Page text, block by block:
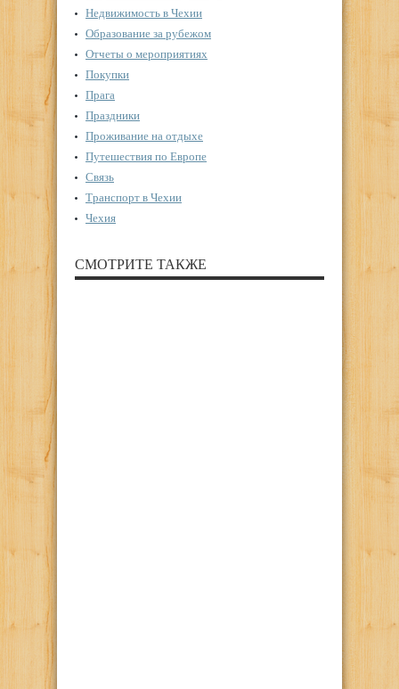
Недвижимость в Чехии
Образование за рубежом
Отчеты о мероприятиях
Покупки
Прага
Праздники
Проживание на отдыхе
Путешествия по Европе
Связь
Транспорт в Чехии
Чехия
СМОТРИТЕ ТАКЖЕ